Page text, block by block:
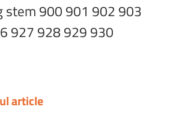
stem 900 901 902 903
927 928 929 930
article